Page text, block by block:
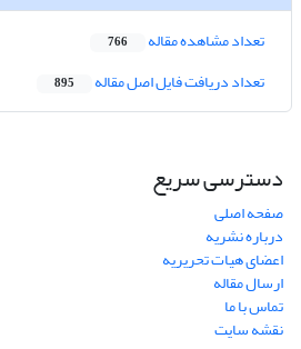
تعداد مشاهده مقاله 766
تعداد دریافت فایل اصل مقاله 895
دسترسی سریع
صفحه اصلی
درباره نشریه
اعضای هیات تحریریه
ارسال مقاله
تماس با ما
نقشه سایت